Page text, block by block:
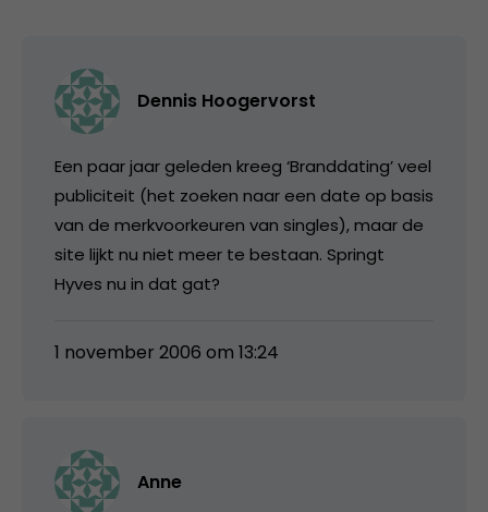
Dennis Hoogervorst
Een paar jaar geleden kreeg ‘Branddating’ veel
publiciteit (het zoeken naar een date op basis
van de merkvoorkeuren van singles), maar de
site lijkt nu niet meer te bestaan. Springt
Hyves nu in dat gat?
1 november 2006 om 13:24
Anne